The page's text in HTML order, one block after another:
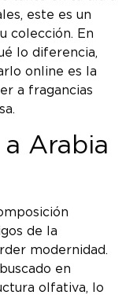
este es un
colección. En
lo diferencia,
online es la
a fragancias
Arabia
de la
modernidad.
en
olfativa, lo